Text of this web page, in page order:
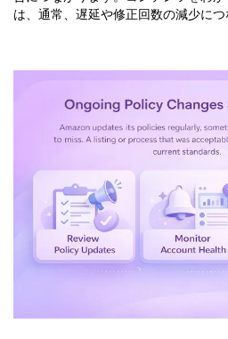
は、通常、遅延や修正回数の減少につ